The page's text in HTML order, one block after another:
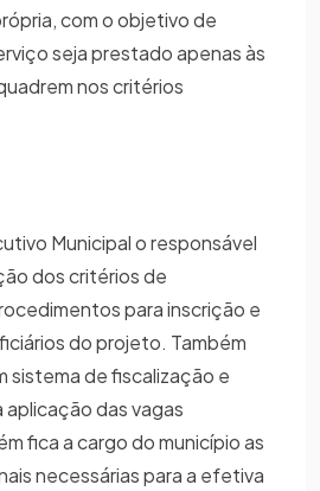
com o objetivo de
seja prestado apenas às
nos critérios
Municipal o responsável
dos critérios de
para inscrição e
do projeto. Também
sistema de fiscalização e
das vagas
fica a cargo do município as
necessárias para a efetiva